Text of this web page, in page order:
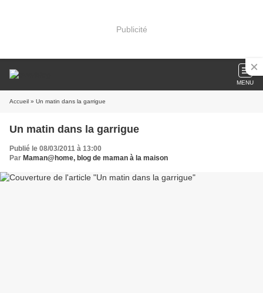
Publicité
MENU
Accueil » Un matin dans la garrigue
Un matin dans la garrigue
Publié le 08/03/2011 à 13:00
Par Maman@home, blog de maman à la maison